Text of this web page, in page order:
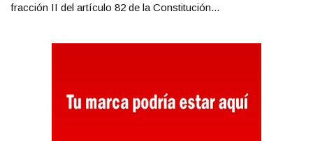
fracción II del artículo 82 de la Constitución...